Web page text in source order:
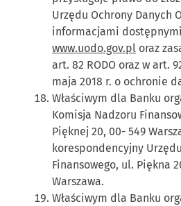
Urzędu Ochrony Danych
informacjami
www.uodo.gov.pl oraz
art. 82 RODO oraz w art.
maja 2018 r. o ochronie
Właściwym dla Banku
Komisja Nadzoru
Pięknej 20, 00- 549
korespondencyjny
Finansowego, ul. Piękna
Warszawa.
Właściwym dla Banku